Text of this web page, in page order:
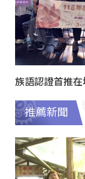
族語認證首推
推薦新聞